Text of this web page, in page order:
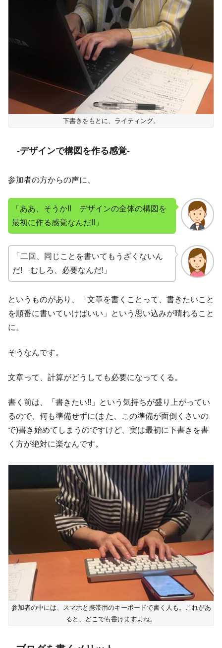
下書きをもとに、ライティング。
-デザインで構図を作る感覚-
参加者の方からの声に、
「ああ、そうか!! デザインの全体の構図を
最初に作る感覚なんだ!!」
「二回、同じことを書いてもうざくないん
だ! むしろ、必要なんだ!」
というものがあり、「文章を書くことって、書きたいこと
を順番に書いていけばいい」という思い込みが晴れること
に。
そうなんです。
文章って、計算がどうしても必要になってくる。
書く前は、「書きたい!!」という気持ちが盛り上がってい
るので、何も準備せずに(また、この準備が面倒くさいの
で)書き始めてしまうのですけど、実は最初に下書きを書
く方が絶対に楽なんです。
参加者の中には、スマホと携帯用のキーボードで書く人も。これがあ
ると、どこでも書けますよね。